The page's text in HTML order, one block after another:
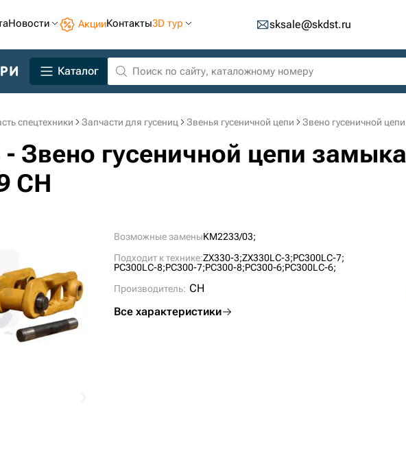
Новости АкцииКонтакты3D тур sksale@skdst.ru
Каталог
спецтехники Запчасти для гусениц Звенья гусеничной цепи Звено гусеничной
- Звено гусеничной цепи
CH
Возможные заменыKM2233/03;
Подходит к технике:ZX330-3;ZX330LC-3;PC300LC-7;
PC300LC-8;PC300-7;PC300-8;PC300-6;PC300LC-6;
Производитель: CH
Все характеристики